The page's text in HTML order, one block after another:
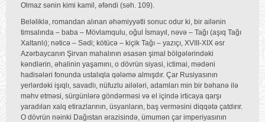
Olmaz sənin kimi kamil, əfəndi (səh. 109).
Beləliklə, romandan alınan əhəmiyyətli sonuc odur ki, bir ailənin
timsalında – baba – Mövlamqulu, oğul İsmayıl, nəvə – Tağı (aşıq Tağı
Xaltanlı); nəticə – Sədi; kötücə – kiçik Tağı – yazıçı, XVIII-XIX əsr
Azərbaycanın Şirvan mahalının əsasən şimal bölgələrindəki
kəndlərin, əhalinin yaşamını, o dövrün siyasi, ictimai, mədəni
hadisələri fonunda ustalıqla qələmə almışdır. Çar Rusiyasının
yerlərdəki işıqlı, savadlı, nüfuzlu ailələri, adamları min bir bəhanə ilə
məhv etməsi, sürgünlərə göndərməsi və el içində irticaya qarşı
yaradılan xalq etirazlarının, üsyanların, baş verməsini diqqətə çatdırır.
O dövrün nəinki Dağıstan ərazisində, ümumən çar imperiyasının